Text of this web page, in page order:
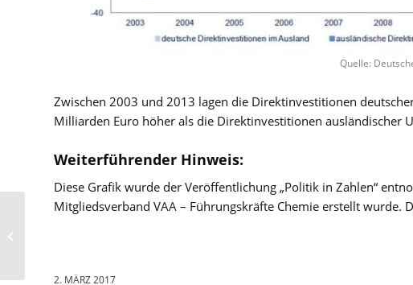
Quelle:
Zwischen 2003 und 2013 lagen die Direktinvestitionen
Milliarden Euro höher als die Direktinvestitionen ausländischer
Weiterführender Hinweis:
Diese Grafik wurde der Veröffentlichung „Politik in Zahlen“
Mitgliedsverband VAA – Führungskräfte Chemie erstellt wurde.
2. MÄRZ 2017
VDL: Film zu